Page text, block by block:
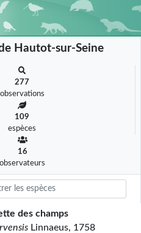
Hautot-sur-Seine
277
observations
109
espèces
16
observateurs
des champs
Linnaeus, 1758